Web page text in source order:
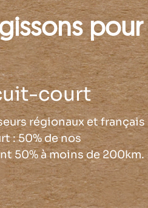
court
régionaux et français
: 50% de nos
50% à moins de 200km.